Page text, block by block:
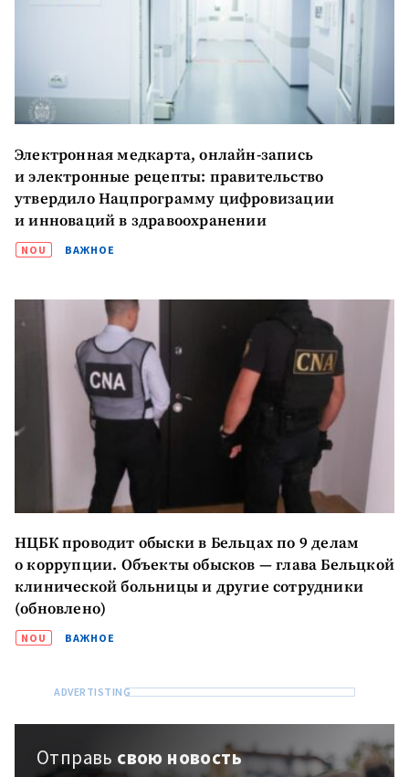
Электронная медкарта, онлайн-запись
и электронные рецепты: правительство
утвердило Нацпрограмму цифровизации
и инноваций в здравоохранении
NOU ВАЖНОЕ
НЦБК проводит обыски в Бельцах по 9 делам
о коррупции. Объекты обысков — глава Бельцкой
клинической больницы и другие сотрудники
(обновлено)
NOU ВАЖНОЕ
Отправь свою новость